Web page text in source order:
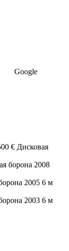
Google
€ Дисковая
борона 2008
2005 6 м
2003 6 м